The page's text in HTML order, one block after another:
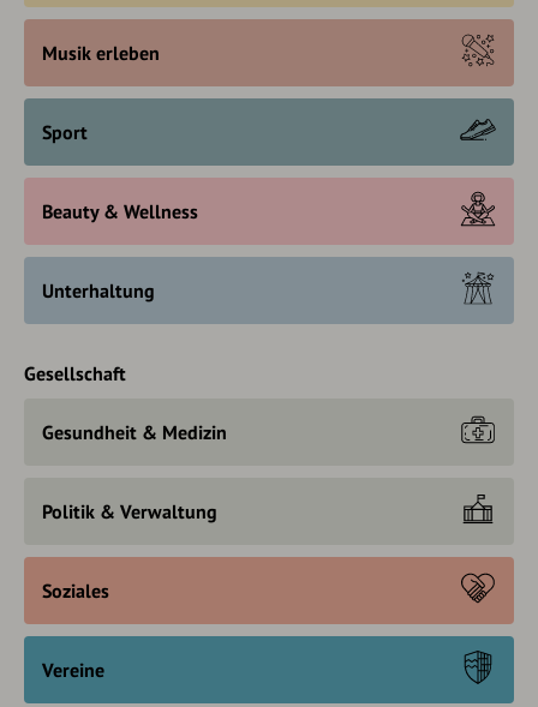
Musik erleben
Sport
Beauty & Wellness
Unterhaltung
Gesellschaft
Gesundheit & Medizin
Politik & Verwaltung
Soziales
Vereine